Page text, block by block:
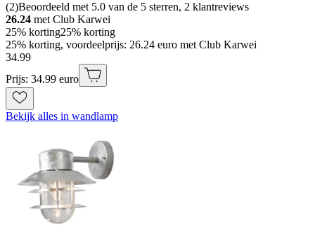
(2)Beoordeeld met 5.0 van de 5 sterren, 2 klantreviews
26.24 met Club Karwei
25% korting25% korting
25% korting, voordeelprijs: 26.24 euro met Club Karwei
34.99
Prijs: 34.99 euro
Bekijk alles in wandlamp